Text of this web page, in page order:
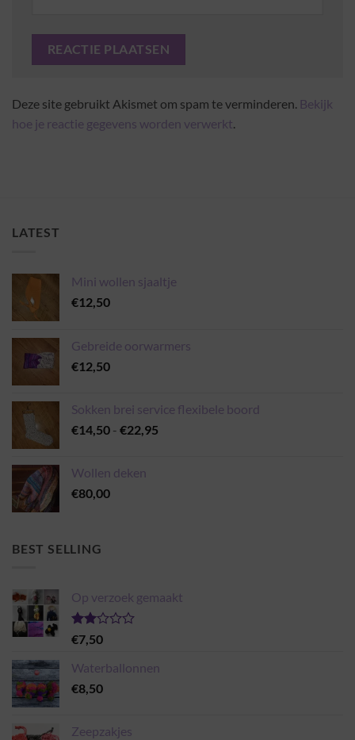
Deze site gebruikt Akismet om spam te verminderen. Bekijk
hoe je reactie gegevens worden verwerkt.
LATEST
Mini wollen sjaaltje
€12,50
Gebreide oorwarmers
€12,50
Sokken brei service flexibele boord
€14,50 - €22,95
Wollen deken
€80,00
BEST SELLING
Op verzoek gemaakt
Gewaardeerd
2.00
uit 5
€7,50
Waterballonnen
€8,50
Zeepzakjes